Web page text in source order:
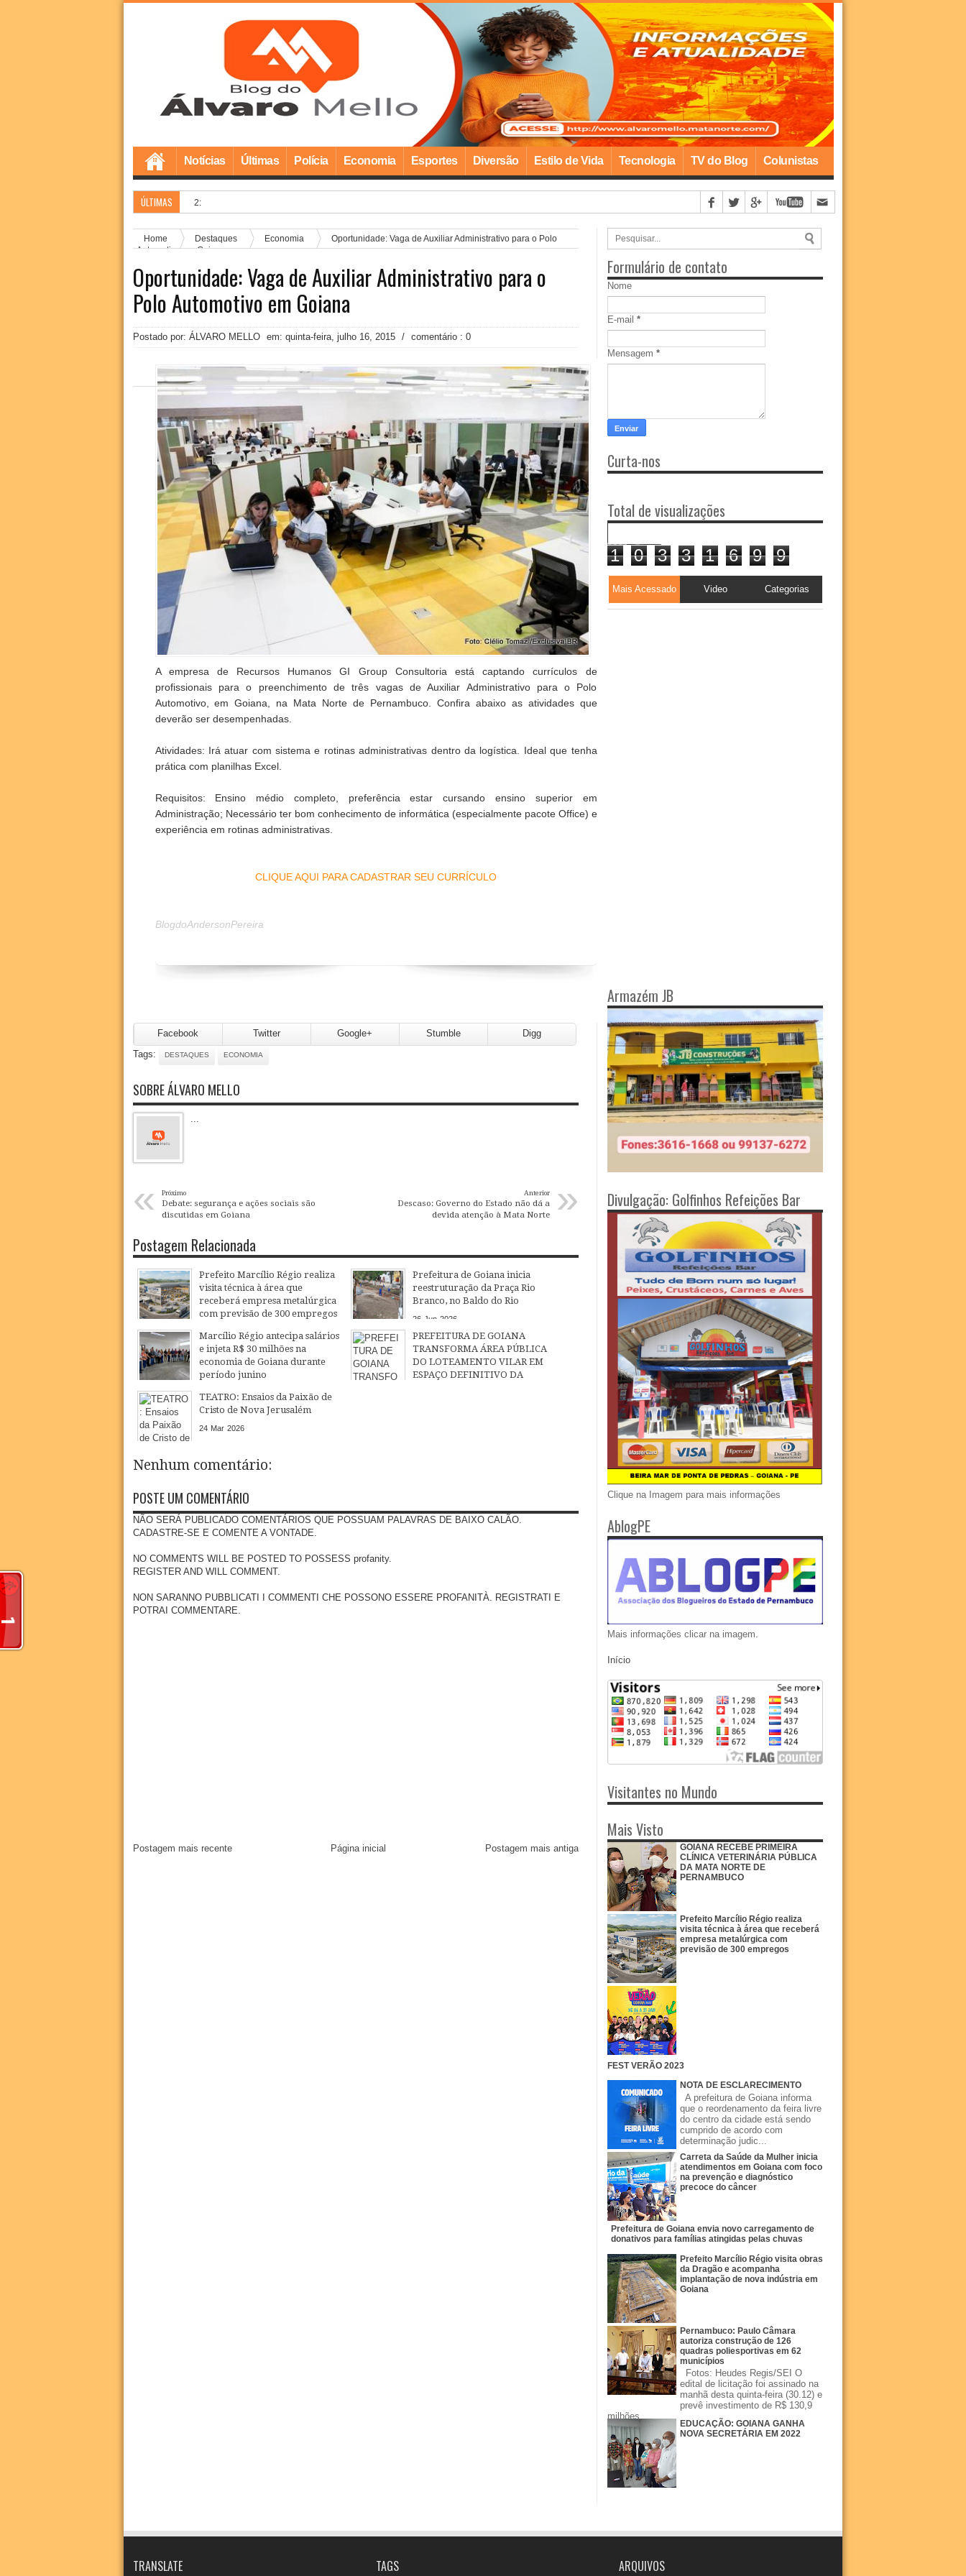
Notícias Últimas Polícia Economia Esportes Diversão Estilo de Vida Tecnologia TV do Blog Colunistas
ÚLTIMAS 2:58 PM
Home Destaques Economia
Oportunidade: Vaga de Auxiliar Administrativo para o Polo
Automotivo em Goiana
Oportunidade: Vaga de Auxiliar Administrativo para o
Polo Automotivo em Goiana
Postado por: ÁLVARO MELLO em: quinta-feira, julho 16, 2015 / comentário : 0
A empresa de Recursos Humanos GI Group Consultoria está captando currículos de
profissionais para o preenchimento de três vagas de Auxiliar Administrativo para o Polo
Automotivo, em Goiana, na Mata Norte de Pernambuco. Confira abaixo as atividades que
deverão ser desempenhadas.
Atividades: Irá atuar com sistema e rotinas administrativas dentro da logística. Ideal que tenha
prática com planilhas Excel.
Requisitos: Ensino médio completo, preferência estar cursando ensino superior em
Administração; Necessário ter bom conhecimento de informática (especialmente pacote Office) e
experiência em rotinas administrativas.
CLIQUE AQUI PARA CADASTRAR SEU CURRÍCULO
BlogdoAndersonPereira
Facebook Twitter Google+ Stumble
Digg
Tags:
DESTAQUES ECONOMIA
SOBRE ÁLVARO MELLO
« Próximo
Debate: segurança e ações sociais são
discutidas em Goiana
»
Anterior
Descaso: Governo do Estado não dá a
devida atenção à Mata Norte‏
Postagem Relacionada
Prefeito Marcílio Régio realiza
visita técnica à área que
receberá empresa metalúrgica
com previsão de 300 empregos
20 Jul 2026
Prefeitura de Goiana inicia
reestruturação da Praça Rio
Branco, no Baldo do Rio
26 Jun 2026
Marcílio Régio antecipa salários
e injeta R$ 30 milhões na
economia de Goiana durante
período junino
22 Jun 2026
PREFEITURA DE GOIANA
TRANSFORMA ÁREA PÚBLICA
DO LOTEAMENTO VILAR EM
ESPAÇO DEFINITIVO DA
TEATRO: Ensaios da Paixão de
Cristo de Nova Jerusalém
24 Mar 2026
Nenhum comentário:
POSTE UM COMENTÁRIO
NÃO SERÁ PUBLICADO COMENTÁRIOS QUE POSSUAM PALAVRAS DE BAIXO CALÃO.
CADASTRE-SE E COMENTE A VONTADE.
NO COMMENTS WILL BE POSTED TO POSSESS profanity.
REGISTER AND WILL COMMENT.
NON SARANNO PUBBLICATI I COMMENTI CHE POSSONO ESSERE PROFANITÀ. REGISTRATI E
POTRAI COMMENTARE.
Postagem mais recente Postagem mais antiga
Página inicial
Formulário de contato
Nome
E-mail *
Mensagem *
Curta-nos
Total de visualizações
1 0 3 3 1 6 9 9
Mais Acessado Video Categorias
Armazém JB
Divulgação: Golfinhos Refeições Bar
Clique na Imagem para mais informações
AblogPE
Mais informações clicar na imagem.
Início
Visitantes no Mundo
Mais Visto
GOIANA RECEBE PRIMEIRA
CLÍNICA VETERINÁRIA PÚBLICA
DA MATA NORTE DE
PERNAMBUCO
Prefeito Marcílio Régio realiza
visita técnica à área que receberá
empresa metalúrgica com
previsão de 300 empregos
FEST VERÃO 2023
NOTA DE ESCLARECIMENTO
A prefeitura de Goiana informa
que o reordenamento da feira livre
do centro da cidade está sendo
cumprido de acordo com
determinação judic...
Carreta da Saúde da Mulher inicia
atendimentos em Goiana com foco
na prevenção e diagnóstico
precoce do câncer
Prefeitura de Goiana envia novo carregamento de
donativos para famílias atingidas pelas chuvas
Prefeito Marcílio Régio visita obras
da Dragão e acompanha
implantação de nova indústria em
Goiana
Pernambuco: Paulo Câmara
autoriza construção de 126
quadras poliesportivas em 62
municípios
Fotos: Heudes Regis/SEI O
edital de licitação foi assinado na
manhã desta quinta-feira (30.12) e
prevê investimento de R$ 130,9
milhões.
EDUCAÇÃO: GOIANA GANHA
NOVA SECRETÁRIA EM 2022
TRANSLATE TAGS ARQUIVOS